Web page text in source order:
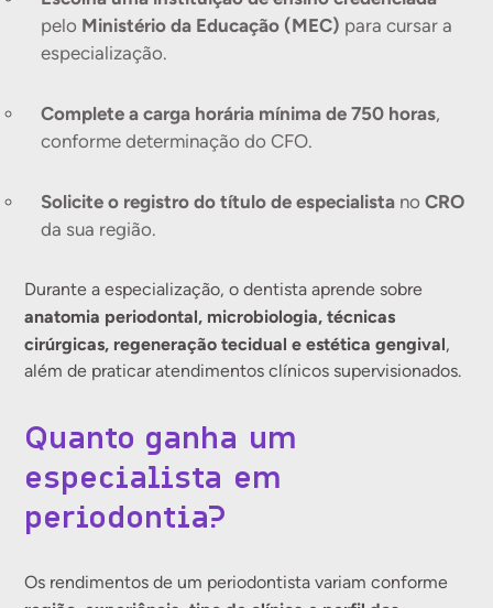
pelo Ministério da Educação (MEC) para cursar a
especialização.
Complete a carga horária mínima de 750 horas,
conforme determinação do CFO.
Solicite o registro do título de especialista noCRO
da sua região.
Durante a especialização, o dentista aprende sobre
anatomia periodontal, microbiologia, técnicas
cirúrgicas, regeneração tecidual e estética gengival,
além de praticar atendimentos clínicos supervisionados.
Quanto ganha um
especialista em
periodontia?
Os rendimentos de um periodontista variam conforme